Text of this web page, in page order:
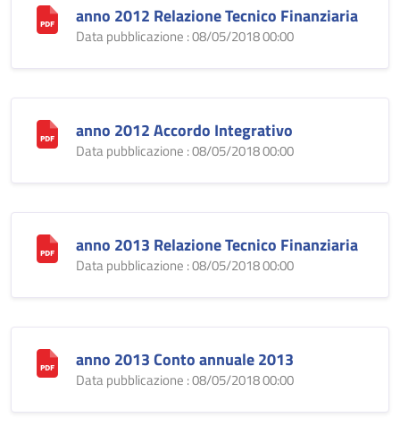
anno 2012 Relazione Tecnico Finanziaria
Data pubblicazione : 08/05/2018 00:00
anno 2012 Accordo Integrativo
Data pubblicazione : 08/05/2018 00:00
anno 2013 Relazione Tecnico Finanziaria
Data pubblicazione : 08/05/2018 00:00
anno 2013 Conto annuale 2013
Data pubblicazione : 08/05/2018 00:00